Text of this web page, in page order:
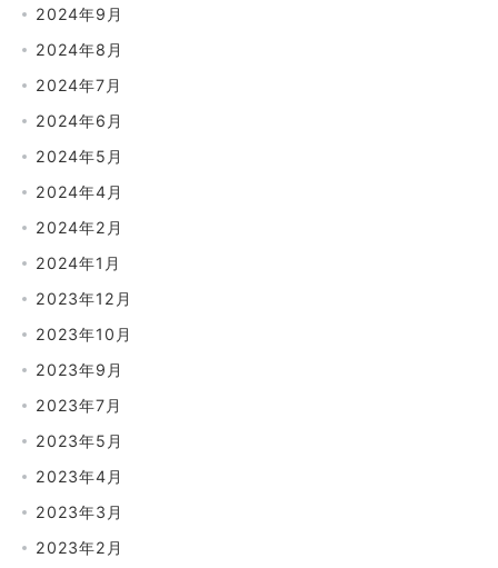
2024年9月
2024年8月
2024年7月
2024年6月
2024年5月
2024年4月
2024年2月
2024年1月
2023年12月
2023年10月
2023年9月
2023年7月
2023年5月
2023年4月
2023年3月
2023年2月